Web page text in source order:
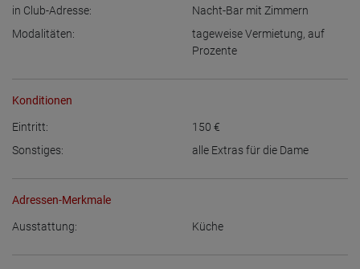
in Club-Adresse:
Nacht-Bar mit Zimmern
Modalitäten:
tageweise Vermietung, auf
Prozente
Konditionen
Eintritt: 150 €
Sonstiges:
alle Extras für die Dame
Adressen-Merkmale
Ausstattung: Küche